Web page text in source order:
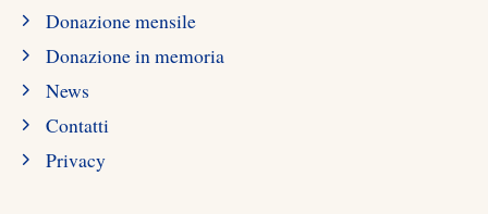
Donazione mensile
Donazione in memoria
News
Contatti
Privacy